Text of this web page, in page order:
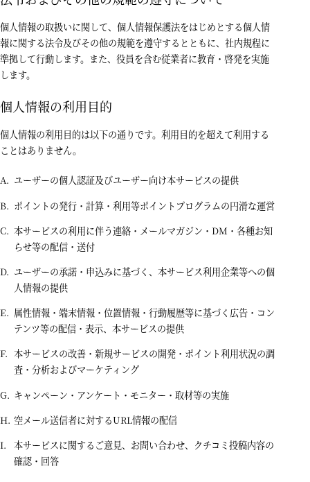
個人情報の取扱いに関して、個人情報保護法をはじめとする個人情
報に関する法令及びその他の規範を遵守するとともに、社内規程に
準拠して行動します。また、役員を含む従業者に教育・啓発を実施
します。
個人情報の利用目的
個人情報の利用目的は以下の通りです。利用目的を超えて利用する
ことはありません。
ユーザーの個人認証及びユーザー向け本サービスの提供
ポイントの発行・計算・利用等ポイントプログラムの円滑な運営
本サービスの利用に伴う連絡・メールマガジン・DM・各種お知
らせ等の配信・送付
ユーザーの承諾・申込みに基づく、本サービス利用企業等への個
人情報の提供
属性情報・端末情報・位置情報・行動履歴等に基づく広告・コン
テンツ等の配信・表示、本サービスの提供
本サービスの改善・新規サービスの開発・ポイント利用状況の調
査・分析およびマーケティング
キャンペーン・アンケート・モニター・取材等の実施
空メール送信者に対するURL情報の配信
本サービスに関するご意見、お問い合わせ、クチコミ投稿内容の
確認・回答